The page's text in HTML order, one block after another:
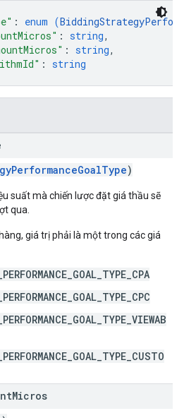
: enum (
: string,
: string,
: string
)
suất mà chiến lược đặt giá thầu sẽ
qua.
giá trị phải là một trong các giá
Micros